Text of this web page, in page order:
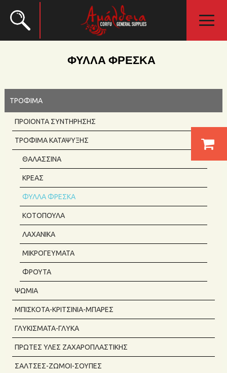
ΦΎΛΛΑ ΦΡΈΣΚΑ
ΤΡΟΦΙΜΑ
ΠΡΟΙΌΝΤΑ ΣΥΝΤΉΡΗΣΗΣ
ΤΡΌΦΙΜΑ ΚΑΤΆΨΥΞΗΣ
ΘΑΛΑΣΣΙΝΆ
ΚΡΕΑΣ
ΦΎΛΛΑ ΦΡΈΣΚΑ
ΚΟΤΌΠΟΥΛΑ
ΛΑΧΑΝΙΚΆ
ΜΙΚΡΟΓΕΎΜΑΤΑ
ΦΡΟΎΤΑ
ΨΩΜΙΆ
ΜΠΙΣΚΌΤΑ-ΚΡΙΤΣΊΝΙΑ-ΜΠΆΡΕΣ
ΓΛΥΚΊΣΜΑΤΑ-ΓΛΥΚΆ
ΠΡΏΤΕΣ ΎΛΕΣ ΖΑΧΑΡΟΠΛΑΣΤΙΚΉΣ
ΣΆΛΤΣΕΣ-ΖΩΜΟΊ-ΣΟΎΠΕΣ